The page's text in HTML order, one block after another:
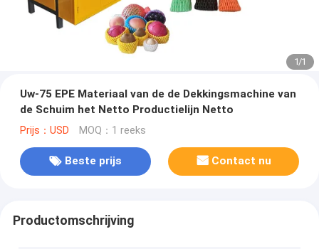
1/1
Uw-75 EPE Materiaal van de de Dekkingsmachine van
de Schuim het Netto Productielijn Netto
Prijs：USD MOQ：1 reeks
Beste prijs Contact nu
Productomschrijving